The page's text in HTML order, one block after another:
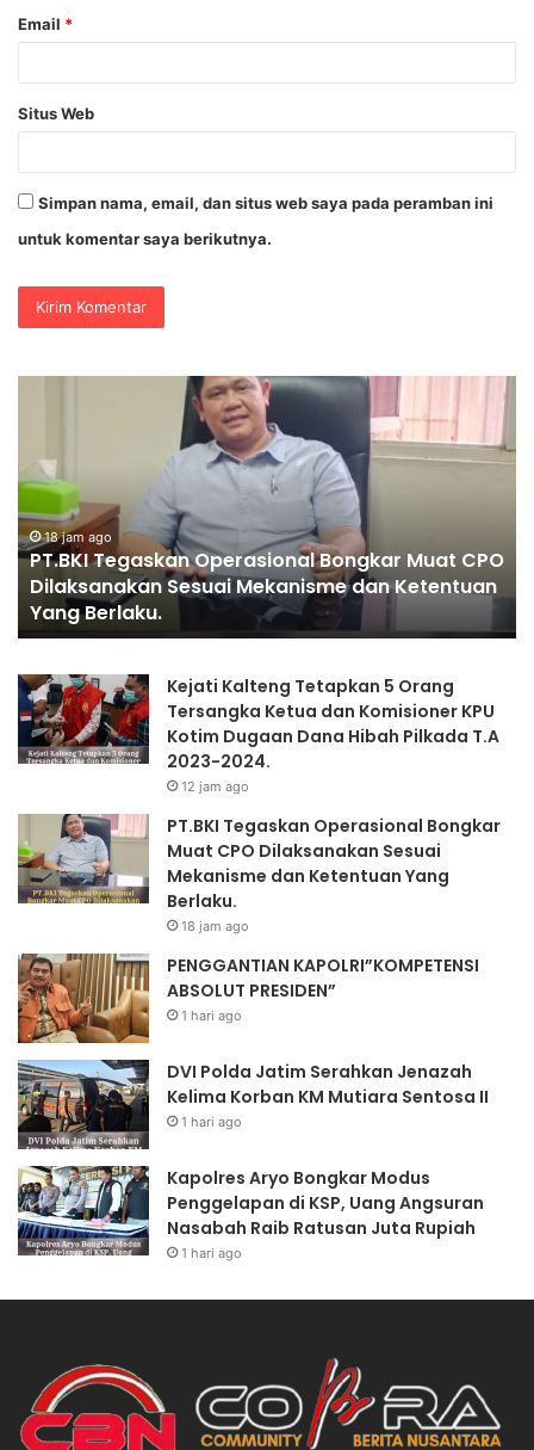
Email *
Situs Web
Simpan nama, email, dan situs web saya pada peramban ini
untuk komentar saya berikutnya.
Bongkar
Muat
CPO
Dilaksanakan
Sesuai
Mekanisme
dan
Ketentuan
Berlaku.
18 jam ago
PT.BKI Tegaskan Operasional Bongkar Muat CPO
Dilaksanakan Sesuai Mekanisme dan Ketentuan
Yang Berlaku.
Kejati Kalteng Tetapkan 5 Orang
Tersangka Ketua dan Komisioner KPU
Kotim Dugaan Dana Hibah Pilkada T.A
2023-2024.
12 jam ago
PT.BKI Tegaskan Operasional Bongkar
Muat CPO Dilaksanakan Sesuai
Mekanisme dan Ketentuan Yang
Berlaku.
18 jam ago
PENGGANTIAN KAPOLRI”KOMPETENSI
ABSOLUT PRESIDEN”
1 hari ago
DVI Polda Jatim Serahkan Jenazah
Kelima Korban KM Mutiara Sentosa II
1 hari ago
Kapolres Aryo Bongkar Modus
Penggelapan di KSP, Uang Angsuran
Nasabah Raib Ratusan Juta Rupiah
1 hari ago